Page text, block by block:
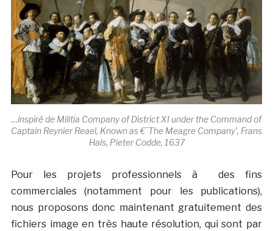
…inspiré de Militia Company of District XI under the Command of
Captain Reynier Reael, Known as €˜The Meagre Company’, Frans
Hals, Pieter Codde, 1637
Pour les projets professionnels à des fins
commerciales (notamment pour les publications),
nous proposons donc maintenant gratuitement des
fichiers image en très haute résolution, qui sont par